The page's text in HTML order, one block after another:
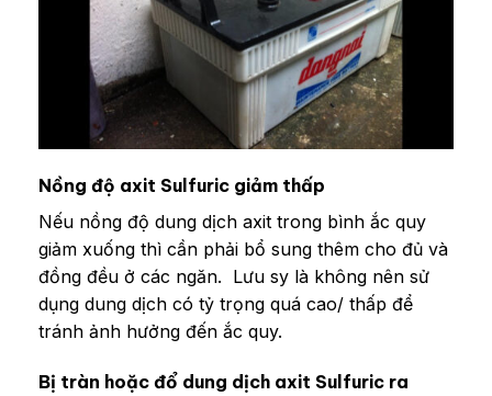
Nồng độ axit Sulfuric giảm thấp
Nếu nồng độ dung dịch axit trong bình ắc quy
giảm xuống thì cần phải bổ sung thêm cho đủ và
đồng đều ở các ngăn. Lưu sy là không nên sử
dụng dung dịch có tỷ trọng quá cao/ thấp để
tránh ảnh hưởng đến ắc quy.
Bị tràn hoặc đổ dung dịch axit Sulfuric ra